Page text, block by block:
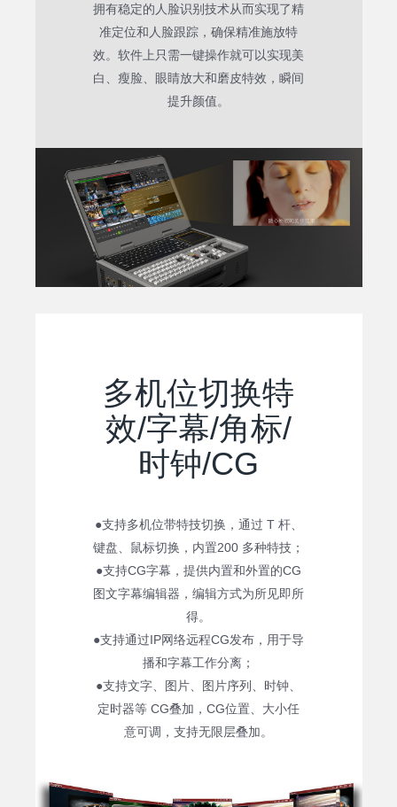
拥有稳定的人脸识别技术从而实现了精
准定位和人脸跟踪，确保精准施放特
效。软件上只需一键操作就可以实现美
白、瘦脸、眼睛放大和磨皮特效，瞬间
提升颜值。
多机位切换特
效/字幕/角标/
时钟/CG
●支持多机位带特技切换，通过 T 杆、
键盘、鼠标切换，内置200 多种特技；
●支持CG字幕，提供内置和外置的CG
图文字幕编辑器，编辑方式为所见即所
得。
●支持通过IP网络远程CG发布，用于导
播和字幕工作分离；
●支持文字、图片、图片序列、时钟、
定时器等 CG叠加，CG位置、大小任
意可调，支持无限层叠加。